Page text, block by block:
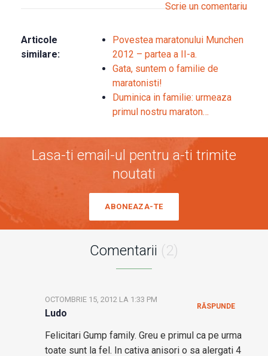
Scrie un comentariu
Articole
similare:
Povestea maratonului Munchen
2012 – partea a II-a.
Gata, suntem o familie de
maratonisti!
Duminica in familie: urmeaza
primul nostru maraton…
Lasa-ti email-ul pentru a-ti trimite
noutati
ABONEAZA-TE
Comentarii (2)
Ludo
OCTOMBRIE 15, 2012 LA 1:33 PM
Felicitari Gump family. Greu e primul ca pe urma
toate sunt la fel. In cativa anisori o sa alergati 4
RĂSPUNDE